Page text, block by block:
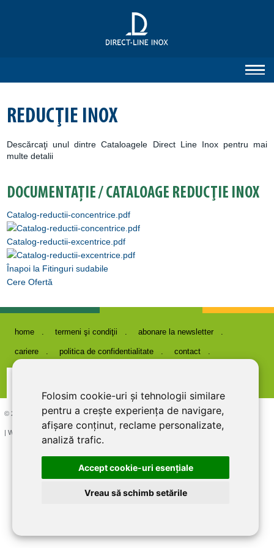
Folosim cookie-uri și tehnologii similare
pentru a crește experiența de navigare,
afișare conținut, reclame personalizate,
analiză trafic.
Accept cookie-uri esenţiale
Vreau să schimb setările
REDUCŢIE INOX
Descărcaţi unul dintre Cataloagele Direct Line Inox pentru mai
multe detalii
DOCUMENTAȚIE / CATALOAGE REDUCŢIE INOX
Catalog-reductii-concentrice.pdf
Catalog-reductii-excentrice.pdf
Înapoi la Fitinguri sudabile
Cere Ofertă
home termeni şi condiţii abonare la newsletter
cariere politica de confidentialitate contact
© 2026 DIRECT LINE INOX IMPEX SRL, RO7727821, J12/1817/1995
| Website creat si optimizat deLiveCOM